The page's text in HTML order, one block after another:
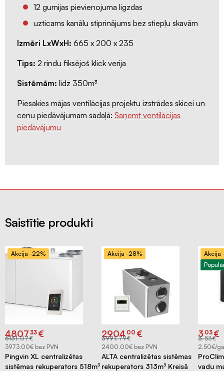
12 gumijas pievienojuma ligzdas
uzticams kanālu stiprinājums bez stiepļu skavām
Izmēri LxWxH: 665 x 200 x 235
Tips: 2 rindu fiksējoš klick verija
Sistēmām: līdz 350m³
Piesakies mājas ventilācijas projektu izstrādes skicei un
cenu piedāvājumam sadaļā: Saņemt ventilācijas
piedāvājumu
Saistītie produkti
Akcija -22%
€
6131.07
Original
price
was:
€6131.07.
€
4807 33
Current
price
is:
€4807.33.
3973.00€ bez PVN
Pingvin XL centralizētas
sistēmas rekuperators 518m³
Akcija -28%
€
3991.79
Original
price
was:
€3991.79.
€
2904 00
Current
price
is:
€2904.00.
2400.00€ bez PVN
ALTA centralizētas sistēmas
rekuperators 313m³ Kreisā
Akcija
€
3.53
price
was:
€3.53.
€
3 03
Current
price
is:
€3.03.
2.50€/
vadu
siltumsūkņi
materiāli